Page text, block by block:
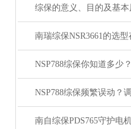
NSP788综保你知道多少？